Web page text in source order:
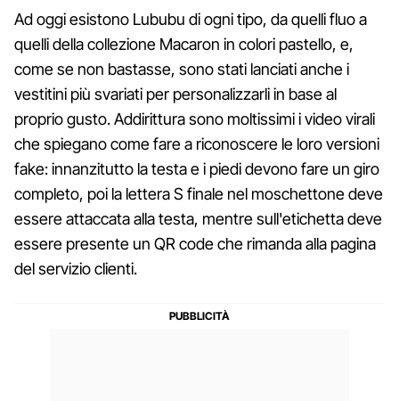
Ad oggi esistono Lububu di ogni tipo, da quelli fluo a
quelli della collezione Macaron in colori pastello, e,
come se non bastasse, sono stati lanciati anche i
vestitini più svariati per personalizzarli in base al
proprio gusto. Addirittura sono moltissimi i video virali
che spiegano come fare a riconoscere le loro versioni
fake: innanzitutto la testa e i piedi devono fare un giro
completo, poi la lettera S finale nel moschettone deve
essere attaccata alla testa, mentre sull'etichetta deve
essere presente un QR code che rimanda alla pagina
del servizio clienti.